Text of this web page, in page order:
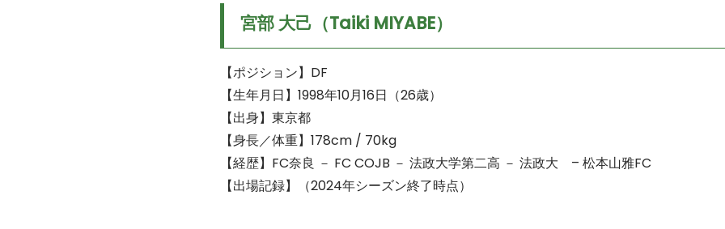
宮部 大己（Taiki MIYABE）
【ポジション】DF
【生年月日】1998年10月16日（26歳）
【出身】東京都
【身長／体重】178cm / 70kg
【経歴】FC奈良 － FC COJB － 法政大学第二高 － 法政大 – 松本山雅FC
【出場記録】（2024年シーズン終了時点）